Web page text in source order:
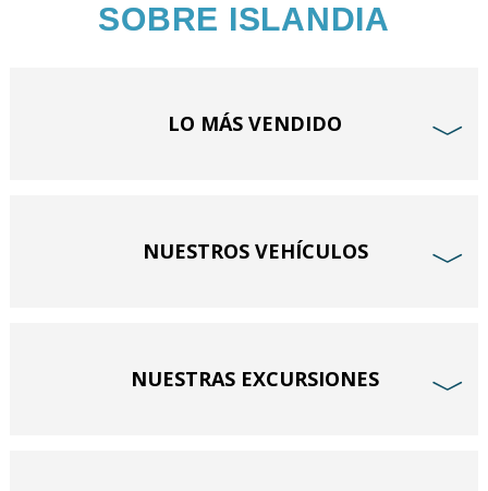
SOBRE ISLANDIA
LO MÁS VENDIDO ﹀
NUESTROS VEHÍCULOS ﹀
NUESTRAS EXCURSIONES ﹀